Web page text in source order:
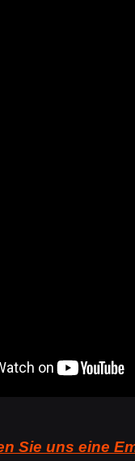
Sie uns eine